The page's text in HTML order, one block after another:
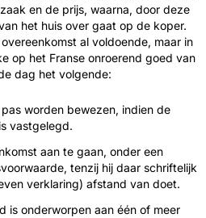
en de prijs, waarna, door deze
het huis over gaat op de koper.
al voldoende, maar in
op het Franse onroerend goed van
dag het volgende:
worden bewezen, indien de
vastgelegd.
aan te gaan, onder een
tenzij hij daar schriftelijk
verklaring) afstand van doet.
is onderworpen aan één of meer